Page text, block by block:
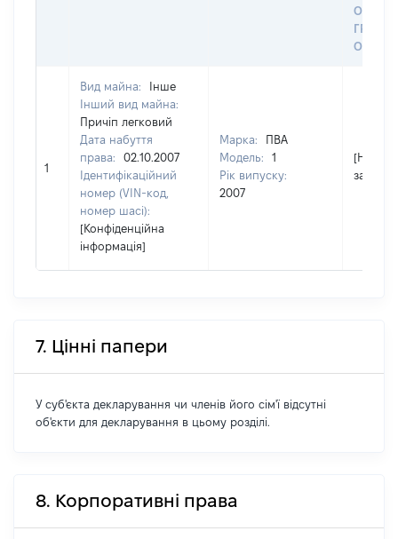
1
Вид майна:
Інше
Інший вид майна:
Причіп легковий
Дата набуття
права:
02.10.2007
Ідентифікаційний
номер (VIN-код,
номер шасі):
[Конфіденційна
інформація]
Марка:
ПВА
Модель:
1
Рік випуску:
2007
[Не
7. Цінні папери
У суб'єкта декларування чи членів його сім'ї відсутні
об'єкти для декларування в цьому розділі.
8. Корпоративні права